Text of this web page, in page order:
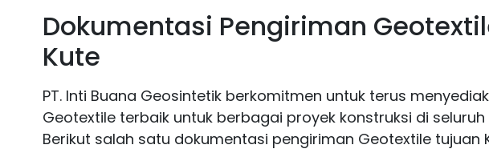
Dokumentasi Pengiriman
Kute
PT. Inti Buana Geosintetik berkomitmen untuk terus
Geotextile terbaik untuk berbagai proyek konstruksi di seluruh
Berikut salah satu dokumentasi pengiriman Geotextile tujuan